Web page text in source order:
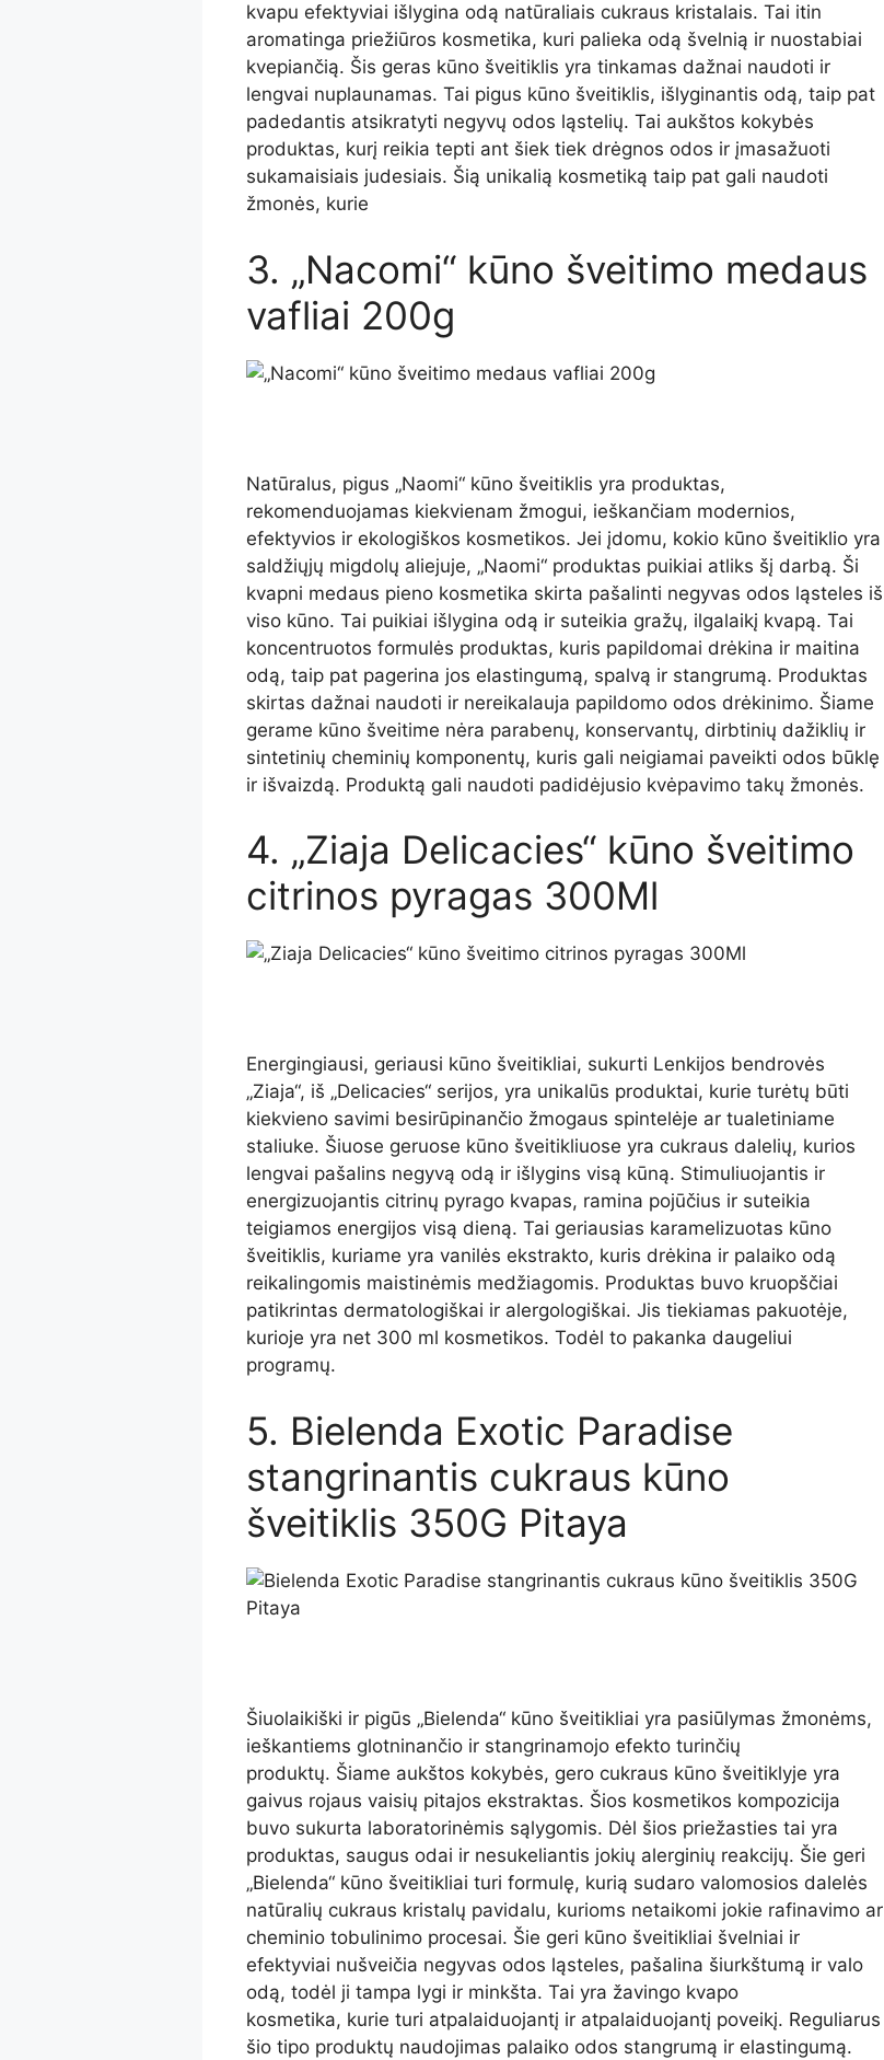
kvapu efektyviai išlygina odą natūraliais cukraus kristalais. Tai itin
aromatinga priežiūros kosmetika, kuri palieka odą švelnią ir nuostabiai
kvepiančią. Šis geras kūno šveitiklis yra tinkamas dažnai naudoti ir
lengvai nuplaunamas. Tai pigus kūno šveitiklis, išlyginantis odą, taip pat
padedantis atsikratyti negyvų odos ląstelių. Tai aukštos kokybės
produktas, kurį reikia tepti ant šiek tiek drėgnos odos ir įmasažuoti
sukamaisiais judesiais. Šią unikalią kosmetiką taip pat gali naudoti
žmonės, kurie
3. „Nacomi“ kūno šveitimo medaus
vafliai 200g
Natūralus, pigus „Naomi“ kūno šveitiklis yra produktas,
rekomenduojamas kiekvienam žmogui, ieškančiam modernios,
efektyvios ir ekologiškos kosmetikos. Jei įdomu, kokio kūno šveitiklio yra
saldžiųjų migdolų aliejuje, „Naomi“ produktas puikiai atliks šį darbą. Ši
kvapni medaus pieno kosmetika skirta pašalinti negyvas odos ląsteles iš
viso kūno. Tai puikiai išlygina odą ir suteikia gražų, ilgalaikį kvapą. Tai
koncentruotos formulės produktas, kuris papildomai drėkina ir maitina
odą, taip pat pagerina jos elastingumą, spalvą ir stangrumą. Produktas
skirtas dažnai naudoti ir nereikalauja papildomo odos drėkinimo. Šiame
gerame kūno šveitime nėra parabenų, konservantų, dirbtinių dažiklių ir
sintetinių cheminių komponentų, kuris gali neigiamai paveikti odos būklę
ir išvaizdą. Produktą gali naudoti padidėjusio kvėpavimo takų žmonės.
4. „Ziaja Delicacies“ kūno šveitimo
citrinos pyragas 300Ml
Energingiausi, geriausi kūno šveitikliai, sukurti Lenkijos bendrovės
„Ziaja“, iš „Delicacies“ serijos, yra unikalūs produktai, kurie turėtų būti
kiekvieno savimi besirūpinančio žmogaus spintelėje ar tualetiniame
staliuke. Šiuose geruose kūno šveitikliuose yra cukraus dalelių, kurios
lengvai pašalins negyvą odą ir išlygins visą kūną. Stimuliuojantis ir
energizuojantis citrinų pyrago kvapas, ramina pojūčius ir suteikia
teigiamos energijos visą dieną. Tai geriausias karamelizuotas kūno
šveitiklis, kuriame yra vanilės ekstrakto, kuris drėkina ir palaiko odą
reikalingomis maistinėmis medžiagomis. Produktas buvo kruopščiai
patikrintas dermatologiškai ir alergologiškai. Jis tiekiamas pakuotėje,
kurioje yra net 300 ml kosmetikos. Todėl to pakanka daugeliui
programų.
5. Bielenda Exotic Paradise
stangrinantis cukraus kūno
šveitiklis 350G Pitaya
Šiuolaikiški ir pigūs „Bielenda“ kūno šveitikliai yra pasiūlymas žmonėms,
ieškantiems glotninančio ir stangrinamojo efekto turinčių
produktų. Šiame aukštos kokybės, gero cukraus kūno šveitiklyje yra
gaivus rojaus vaisių pitajos ekstraktas. Šios kosmetikos kompozicija
buvo sukurta laboratorinėmis sąlygomis. Dėl šios priežasties tai yra
produktas, saugus odai ir nesukeliantis jokių alerginių reakcijų. Šie geri
„Bielenda“ kūno šveitikliai turi formulę, kurią sudaro valomosios dalelės
natūralių cukraus kristalų pavidalu, kurioms netaikomi jokie rafinavimo ar
cheminio tobulinimo procesai. Šie geri kūno šveitikliai švelniai ir
efektyviai nušveičia negyvas odos ląsteles, pašalina šiurkštumą ir valo
odą, todėl ji tampa lygi ir minkšta. Tai yra žavingo kvapo
kosmetika, kurie turi atpalaiduojantį ir atpalaiduojantį poveikį. Reguliarus
šio tipo produktų naudojimas palaiko odos stangrumą ir elastingumą.